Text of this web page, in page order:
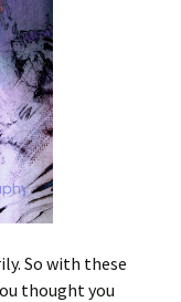
So with these
thought you